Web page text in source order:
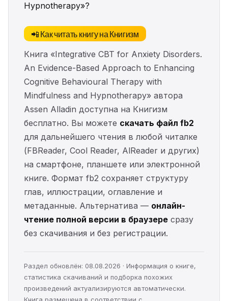
Hypnotherapy»?
📲 Как читать книгу на Книгизм
Книга «Integrative CBT for Anxiety Disorders.
An Evidence-Based Approach to Enhancing
Cognitive Behavioural Therapy with
Mindfulness and Hypnotherapy» автора
Assen Alladin доступна на Книгизм
бесплатно. Вы можете скачать файл fb2
для дальнейшего чтения в любой читалке
(FBReader, Cool Reader, AlReader и других)
на смартфоне, планшете или электронной
книге. Формат fb2 сохраняет структуру
глав, иллюстрации, оглавление и
метаданные. Альтернатива — онлайн-
чтение полной версии в браузере сразу
без скачивания и без регистрации.
Раздел обновлён: 08.08.2026 · Информация о книге,
статистика скачиваний и подборка похожих
произведений актуализируются автоматически.